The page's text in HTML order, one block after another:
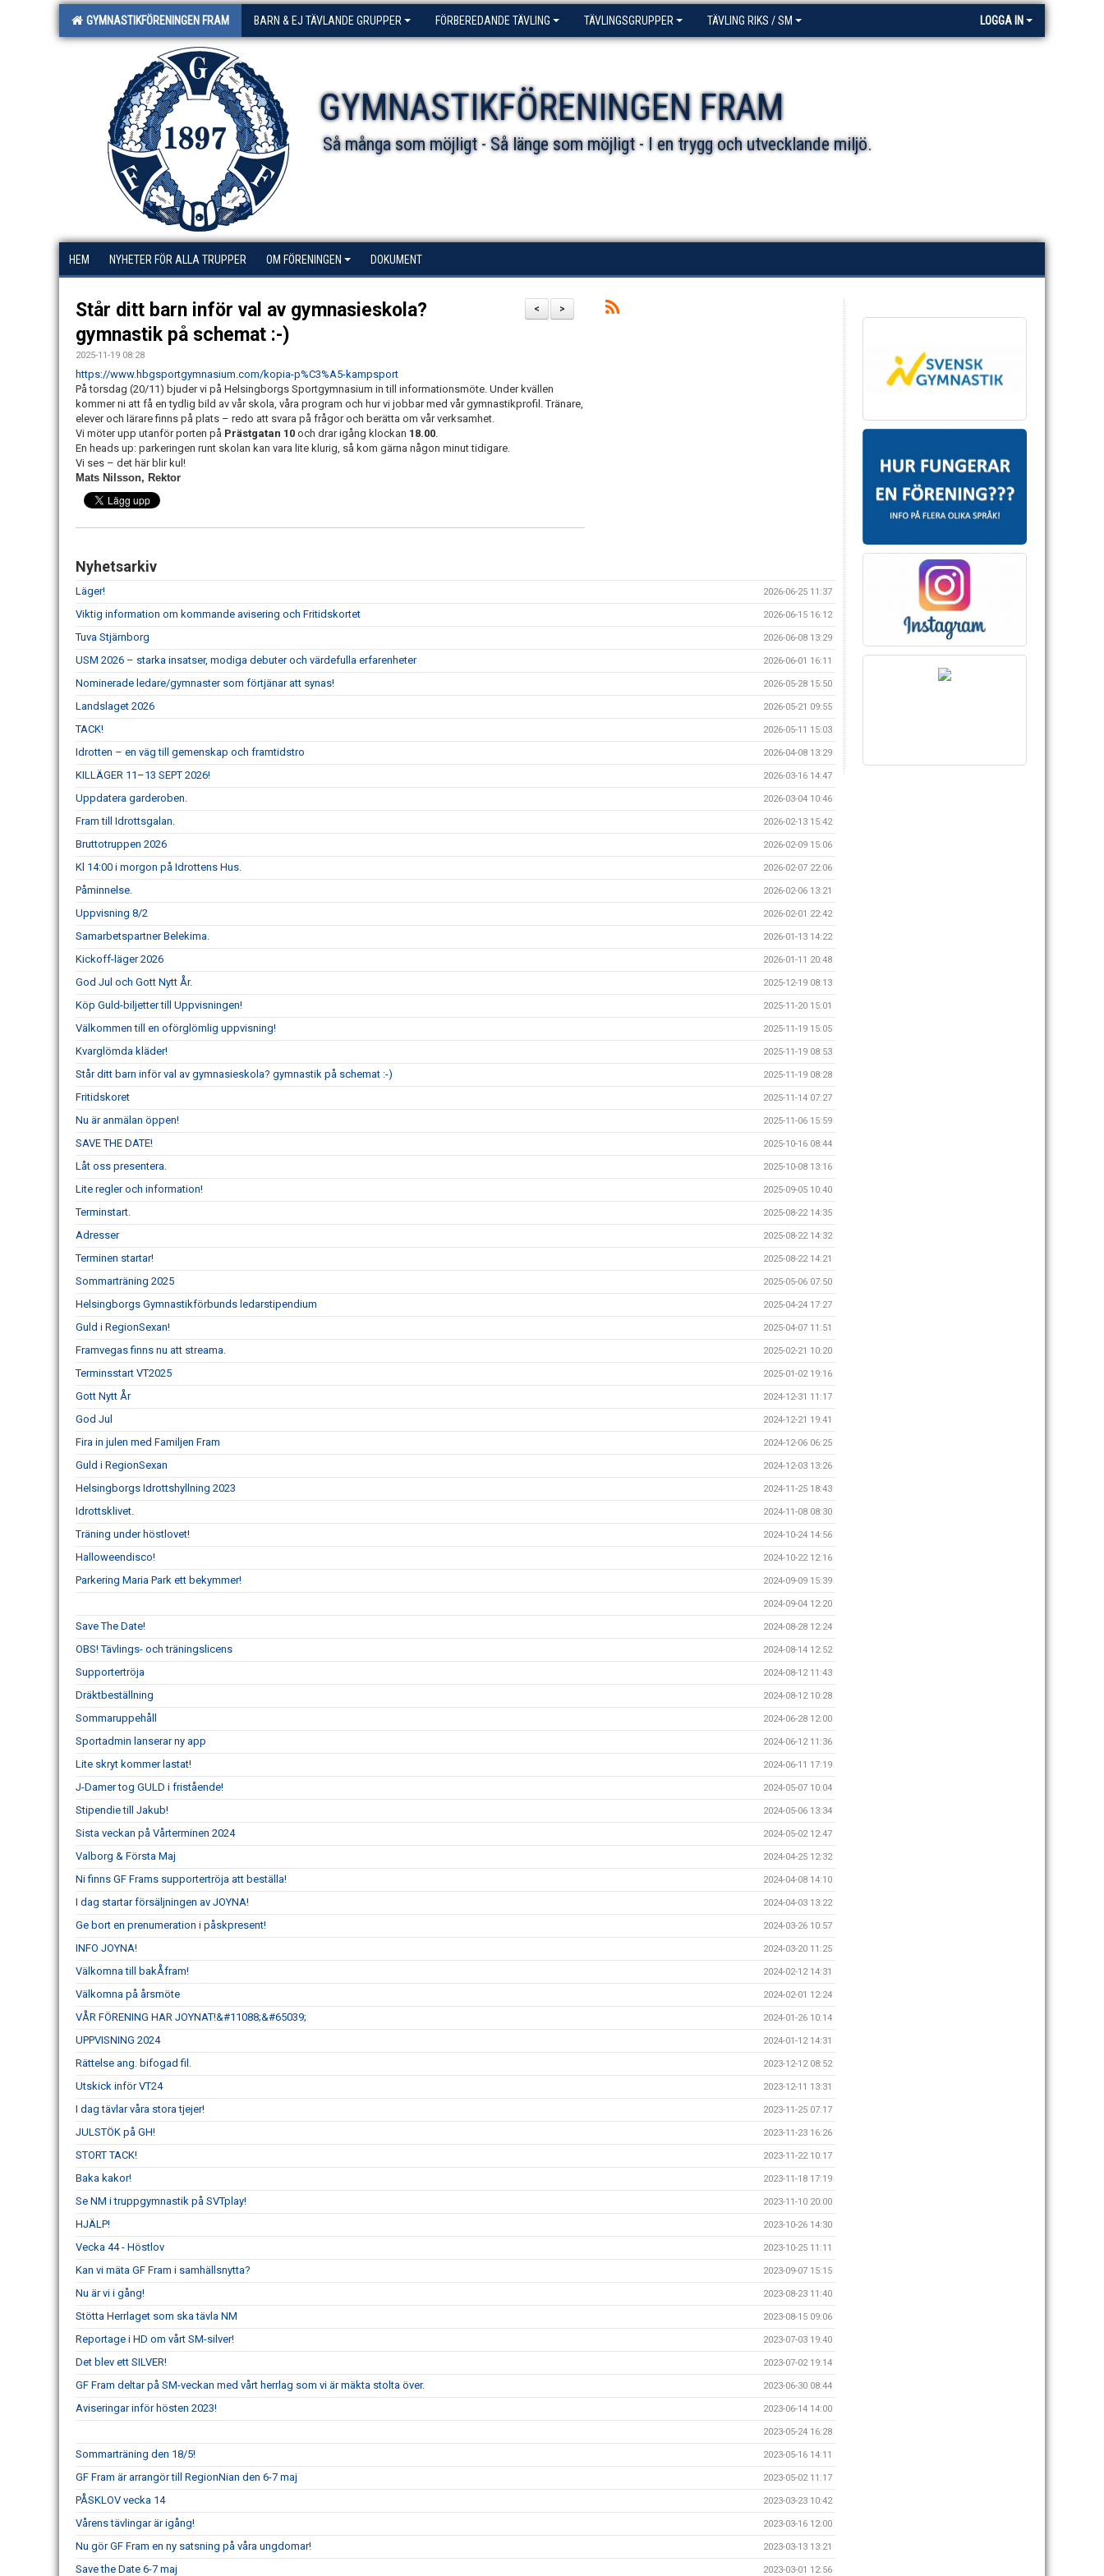
GYMNASTIKFÖRENINGEN FRAM BARN & EJ TÄVLANDE GRUPPER FÖRBEREDANDE TÄVLING TÄVLINGSGRUPPER TÄVLING RIKS / SM LOGGA IN
GYMNASTIKFÖRENINGEN FRAM
Så många som möjligt - Så länge som möjligt - I en trygg och utvecklande miljö.
HEM NYHETER FÖR ALLA TRUPPER OM FÖRENINGEN DOKUMENT
>
<
Står ditt barn inför val av gymnasieskola?
gymnastik på schemat :-)
2025-11-19 08:28
https://www.hbgsportgymnasium.com/kopia-p%C3%A5-kampsport
På torsdag (20/11) bjuder vi på Helsingborgs Sportgymnasium in till informationsmöte. Under kvällen
kommer ni att få en tydlig bild av vår skola, våra program och hur vi jobbar med vår gymnastikprofil. Tränare,
elever och lärare finns på plats – redo att svara på frågor och berätta om vår verksamhet.
Vi möter upp utanför porten på Prästgatan 10 och drar igång klockan 18.00.
En heads up: parkeringen runt skolan kan vara lite klurig, så kom gärna någon minut tidigare.
Vi ses – det här blir kul!
Mats Nilsson, Rektor
Nyhetsarkiv
Läger! 2026-06-25 11:37
Viktig information om kommande avisering och Fritidskortet 2026-06-15 16:12
Tuva Stjärnborg 2026-06-08 13:29
USM 2026 – starka insatser, modiga debuter och värdefulla erfarenheter 2026-06-01 16:11
Nominerade ledare/gymnaster som förtjänar att synas! 2026-05-28 15:50
Landslaget 2026 2026-05-21 09:55
TACK! 2026-05-11 15:03
Idrotten – en väg till gemenskap och framtidstro 2026-04-08 13:29
KILLÄGER 11–13 SEPT 2026! 2026-03-16 14:47
Uppdatera garderoben. 2026-03-04 10:46
Fram till Idrottsgalan. 2026-02-13 15:42
Bruttotruppen 2026 2026-02-09 15:06
Kl 14:00 i morgon på Idrottens Hus. 2026-02-07 22:06
Påminnelse. 2026-02-06 13:21
Uppvisning 8/2 2026-02-01 22:42
Samarbetspartner Belekima. 2026-01-13 14:22
Kickoff-läger 2026 2026-01-11 20:48
God Jul och Gott Nytt År. 2025-12-19 08:13
Köp Guld-biljetter till Uppvisningen! 2025-11-20 15:01
Välkommen till en oförglömlig uppvisning! 2025-11-19 15:05
Kvarglömda kläder! 2025-11-19 08:53
Står ditt barn inför val av gymnasieskola? gymnastik på schemat :-) 2025-11-19 08:28
Fritidskoret 2025-11-14 07:27
Nu är anmälan öppen! 2025-11-06 15:59
SAVE THE DATE! 2025-10-16 08:44
Låt oss presentera. 2025-10-08 13:16
Lite regler och information! 2025-09-05 10:40
Terminstart. 2025-08-22 14:35
Adresser 2025-08-22 14:32
Terminen startar! 2025-08-22 14:21
Sommarträning 2025 2025-05-06 07:50
Helsingborgs Gymnastikförbunds ledarstipendium 2025-04-24 17:27
Guld i RegionSexan! 2025-04-07 11:51
Framvegas finns nu att streama. 2025-02-21 10:20
Terminsstart VT2025 2025-01-02 19:16
Gott Nytt År 2024-12-31 11:17
God Jul 2024-12-21 19:41
Fira in julen med Familjen Fram 2024-12-06 06:25
Guld i RegionSexan 2024-12-03 13:26
Helsingborgs Idrottshyllning 2023 2024-11-25 18:43
Idrottsklivet. 2024-11-08 08:30
Träning under höstlovet! 2024-10-24 14:56
Halloweendisco! 2024-10-22 12:16
Parkering Maria Park ett bekymmer! 2024-09-09 15:39
2024-09-04 12:20
Save The Date! 2024-08-28 12:24
OBS! Tävlings- och träningslicens 2024-08-14 12:52
Supportertröja 2024-08-12 11:43
Dräktbeställning 2024-08-12 10:28
Sommaruppehåll 2024-06-28 12:00
Sportadmin lanserar ny app 2024-06-12 11:36
Lite skryt kommer lastat! 2024-06-11 17:19
J-Damer tog GULD i fristående! 2024-05-07 10:04
Stipendie till Jakub! 2024-05-06 13:34
Sista veckan på Vårterminen 2024 2024-05-02 12:47
Valborg & Första Maj 2024-04-25 12:32
Ni finns GF Frams supportertröja att beställa! 2024-04-08 14:10
I dag startar försäljningen av JOYNA! 2024-04-03 13:22
Ge bort en prenumeration i påskpresent! 2024-03-26 10:57
INFO JOYNA! 2024-03-20 11:25
Välkomna till bakÅfram! 2024-02-12 14:31
Välkomna på årsmöte 2024-02-01 12:24
VÅR FÖRENING HAR JOYNAT!&#11088;&#65039; 2024-01-26 10:14
UPPVISNING 2024 2024-01-12 14:31
Rättelse ang. bifogad fil. 2023-12-12 08:52
Utskick inför VT24 2023-12-11 13:31
I dag tävlar våra stora tjejer! 2023-11-25 07:17
JULSTÖK på GH! 2023-11-23 16:26
STORT TACK! 2023-11-22 10:17
Baka kakor! 2023-11-18 17:19
Se NM i truppgymnastik på SVTplay! 2023-11-10 20:00
HJÄLP! 2023-10-26 14:30
Vecka 44 - Höstlov 2023-10-25 11:11
Kan vi mäta GF Fram i samhällsnytta? 2023-09-07 15:15
Nu är vi i gång! 2023-08-23 11:40
Stötta Herrlaget som ska tävla NM 2023-08-15 09:06
Reportage i HD om vårt SM-silver! 2023-07-03 19:40
Det blev ett SILVER! 2023-07-02 19:14
GF Fram deltar på SM-veckan med vårt herrlag som vi är mäkta stolta över. 2023-06-30 08:44
Aviseringar inför hösten 2023! 2023-06-14 14:00
2023-05-24 16:28
Sommarträning den 18/5! 2023-05-16 14:11
GF Fram är arrangör till RegionNian den 6-7 maj 2023-05-02 11:17
PÅSKLOV vecka 14 2023-03-23 10:42
Vårens tävlingar är igång! 2023-03-16 12:00
Nu gör GF Fram en ny satsning på våra ungdomar! 2023-03-13 13:21
Save the Date 6-7 maj 2023-03-01 12:56